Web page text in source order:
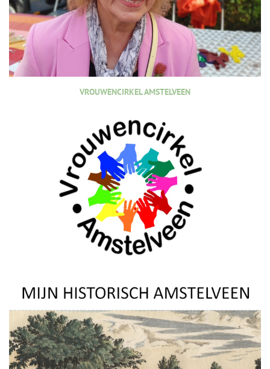
VROUWENCIRKEL AMSTELVEEN